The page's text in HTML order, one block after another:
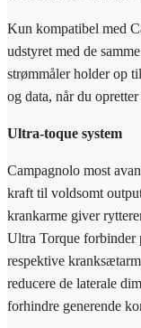
Kun kompatibel med
udstyret med de
strømmåler holder op
og data, når du
Ultra-toque system
Campagnolo most
kraft til voldsomt
krankarme giver
Ultra Torque forbinder
respektive
reducere de laterale
forhindre generende